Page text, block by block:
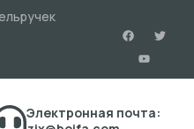
Электронная почта: